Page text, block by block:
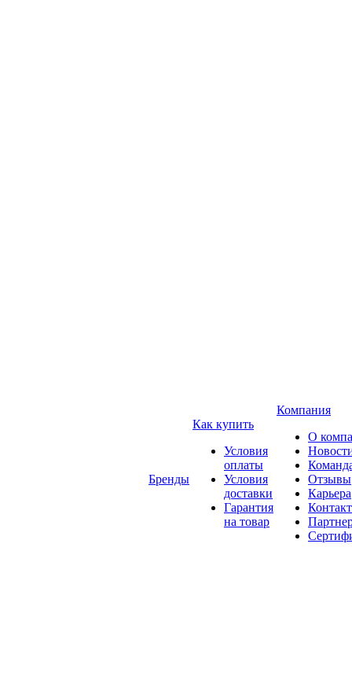
Бренды
Как купить
Условия
оплаты
Условия
доставки
Гарантия
на товар
Компания
О
Отзывы
Карьера